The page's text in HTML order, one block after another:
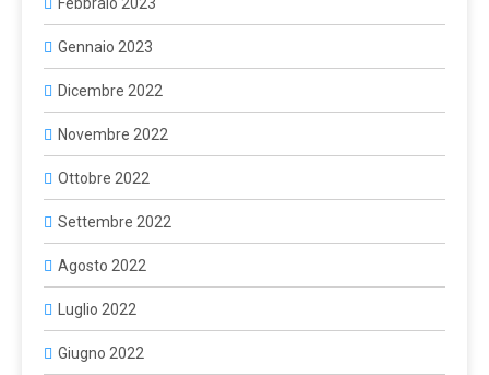
Gennaio 2023
Dicembre 2022
Novembre 2022
Ottobre 2022
Settembre 2022
Agosto 2022
Luglio 2022
Giugno 2022